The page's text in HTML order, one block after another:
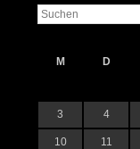
Suchen
M
D
3 4
10 11